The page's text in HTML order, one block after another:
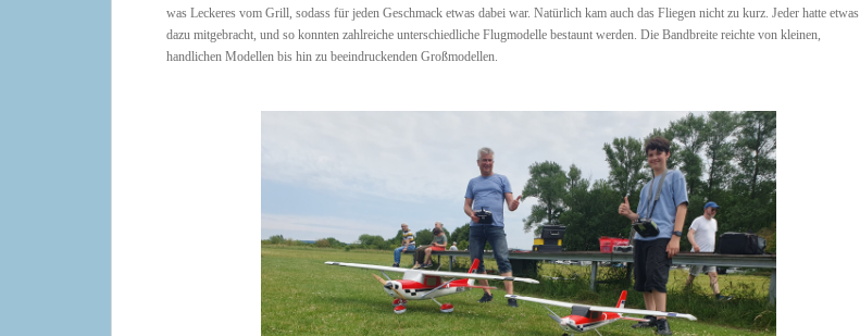
was Leckeres vom Grill, sodass für jeden Geschmack etwas dabei war. Natürlich kam auch das Fliegen nicht zu kurz. Jeder hatte etwas
dazu mitgebracht, und so konnten zahlreiche unterschiedliche Flugmodelle bestaunt werden. Die Bandbreite reichte von kleinen,
handlichen Modellen bis hin zu beeindruckenden Großmodellen.